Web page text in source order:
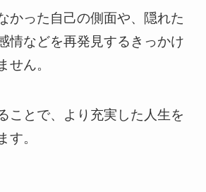
かった自己の側面や、隠れた
情などを再発見するきっかけ
せん。
ことで、より充実した人生を
す。